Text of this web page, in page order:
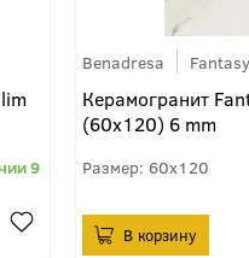
9
Benadresa Fantasy
Керамогранит
(60x120) 6 mm
60x120